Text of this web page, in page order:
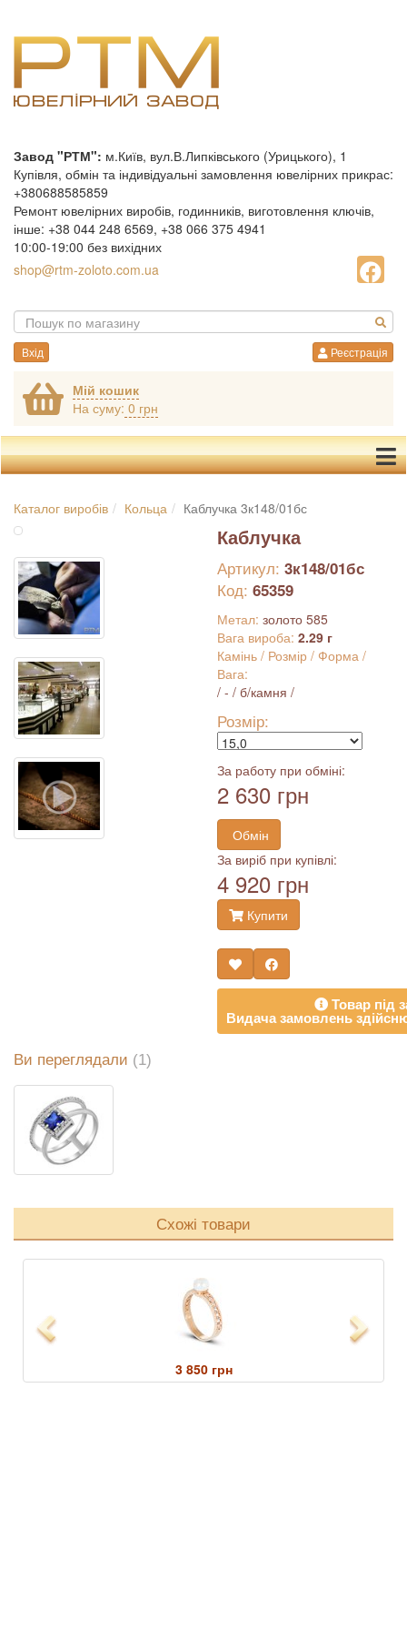
Завод "РТМ": м.Київ, вул.В.Липківського (Урицького), 1
Купівля, обмін та індивідуальні замовлення ювелірних прикрас:
+380688585859
Ремонт ювелірних виробів, годинників, виготовлення ключів,
інше: +38 044 248 6569, +38 066 375 4941
10:00-19:00 без вихідних
shop@rtm-zoloto.com.ua
Вхід Реєстрація
Мій кошик
На суму: 0 грн
Каталог виробів Кольца Каблучка 3к148/01бс
Каблучка
Артикул: 3к148/01бс
Код: 65359
Метал: золото 585
Вага вироба: 2.29 г
Камінь / Розмір / Форма /
Вага:
/ - / б/камня /
Розмір:
За работу при обміні:
2 630 грн
Обмін
За виріб при купівлі:
4 920 грн
Купити
Товар під
Видача замовлень
Ви переглядали (1)
Схожі товари
Previous
3 850 грн
Next